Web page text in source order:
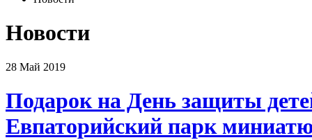
Новости
28 Май 2019
Подарок на День защиты
Евпаторийский парк